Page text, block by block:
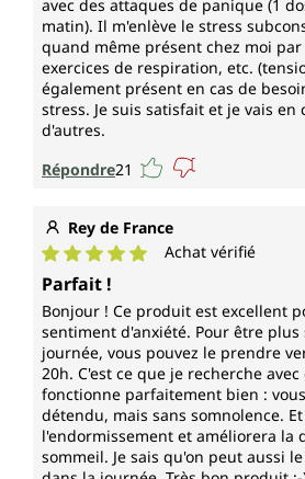
avec des attaques de panique (1
matin). Il m'enlève le stress
quand même présent chez moi
exercices de respiration, etc.
également présent en cas de
stress. Je suis satisfait et je vais en
d'autres.
Répondre21
Rey de France
Note moyenne de 5 sur 5 étoiles
Achat vérifié
Parfait !
Bonjour ! Ce produit est excellent
sentiment d'anxiété. Pour être
journée, vous pouvez le prendre
20h. C'est ce que je recherche
fonctionne parfaitement bien :
détendu, mais sans somnolence.
l'endormissement et améliorera la
sommeil. Je sais qu'on peut aussi